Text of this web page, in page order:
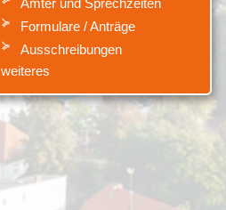
Ämterund Sprechzeiten
Formulare / Anträge
Ausschreibungen
weiteres